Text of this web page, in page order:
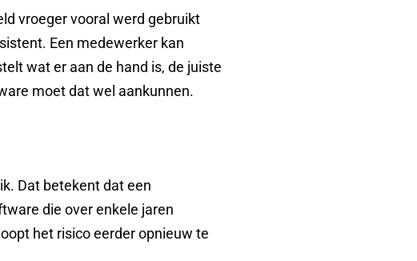
vroeger vooral werd gebruikt
Een medewerker kan
wat er aan de hand is, de juiste
moet dat wel aankunnen.
Dat betekent dat een
die over enkele jaren
het risico eerder opnieuw te